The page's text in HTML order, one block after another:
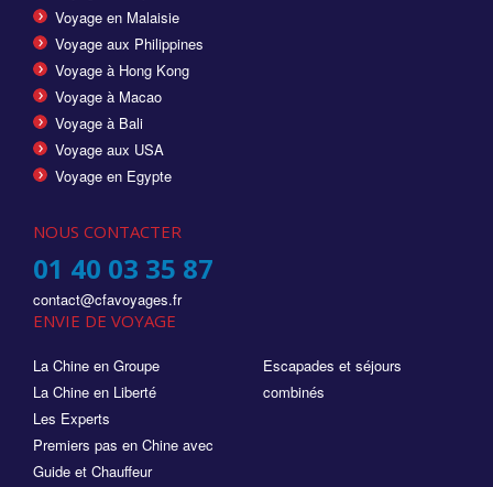
Voyage en Malaisie
Voyage aux Philippines
Voyage à Hong Kong
Voyage à Macao
Voyage à Bali
Voyage aux USA
Voyage en Egypte
NOUS CONTACTER
01 40 03 35 87
contact@cfavoyages.fr
ENVIE DE VOYAGE
La Chine en Groupe
La Chine en Liberté
Les Experts
Premiers pas en Chine avec
Guide et Chauffeur
Escapades et séjours
combinés